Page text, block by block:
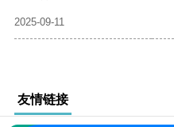
2025-09-11
友情链接